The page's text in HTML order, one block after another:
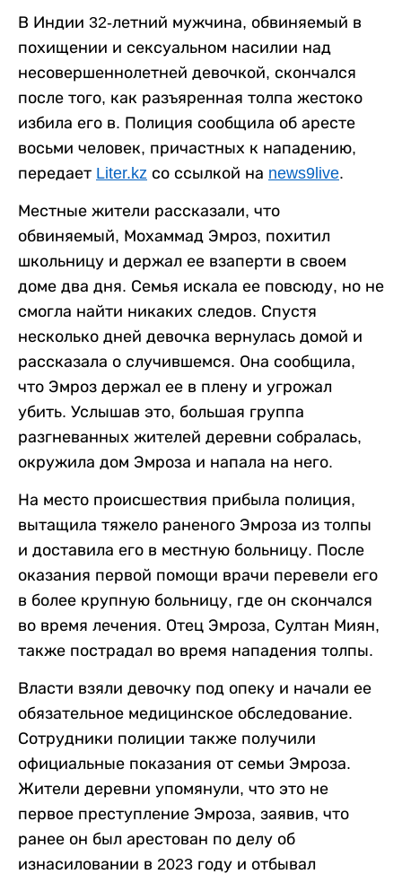
В Индии 32-летний мужчина, обвиняемый в
похищении и сексуальном насилии над
несовершеннолетней девочкой, скончался
после того, как разъяренная толпа жестоко
избила его в. Полиция сообщила об аресте
восьми человек, причастных к нападению,
передает Liter.kz со ссылкой на news9live.
Местные жители рассказали, что
обвиняемый, Мохаммад Эмроз, похитил
школьницу и держал ее взаперти в своем
доме два дня. Семья искала ее повсюду, но не
смогла найти никаких следов. Спустя
несколько дней девочка вернулась домой и
рассказала о случившемся. Она сообщила,
что Эмроз держал ее в плену и угрожал
убить. Услышав это, большая группа
разгневанных жителей деревни собралась,
окружила дом Эмроза и напала на него.
На место происшествия прибыла полиция,
вытащила тяжело раненого Эмроза из толпы
и доставила его в местную больницу. После
оказания первой помощи врачи перевели его
в более крупную больницу, где он скончался
во время лечения. Отец Эмроза, Султан Миян,
также пострадал во время нападения толпы.
Власти взяли девочку под опеку и начали ее
обязательное медицинское обследование.
Сотрудники полиции также получили
официальные показания от семьи Эмроза.
Жители деревни упомянули, что это не
первое преступление Эмроза, заявив, что
ранее он был арестован по делу об
изнасиловании в 2023 году и отбывал